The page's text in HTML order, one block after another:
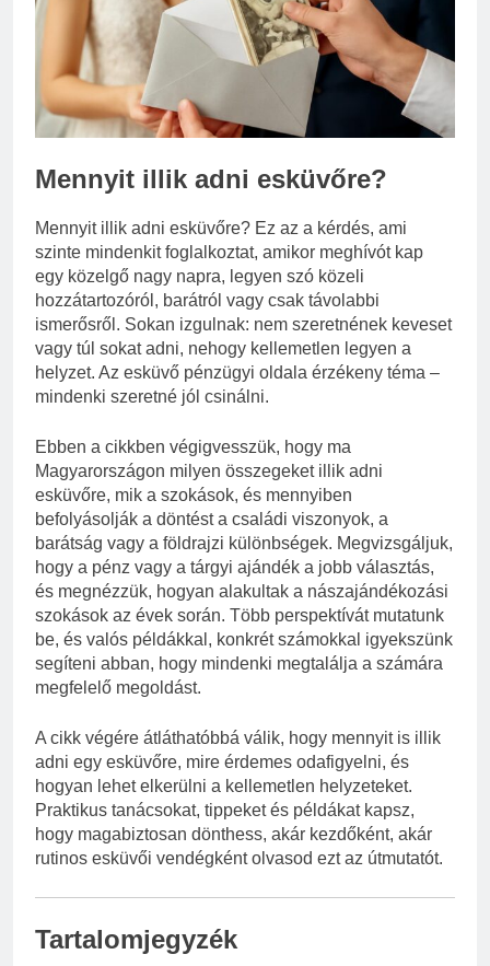
Miért fáj a váll?
3 Nap Ezelőtt
Mennyit illik adni esküvőre?
Mennyit illik adni esküvőre? Ez az a kérdés, ami
szinte mindenkit foglalkoztat, amikor meghívót kap
egy közelgő nagy napra, legyen szó közeli
hozzátartozóról, barátról vagy csak távolabbi
ismerősről. Sokan izgulnak: nem szeretnének keveset
vagy túl sokat adni, nehogy kellemetlen legyen a
helyzet. Az esküvő pénzügyi oldala érzékeny téma –
mindenki szeretné jól csinálni.
Ebben a cikkben végigvesszük, hogy ma
Magyarországon milyen összegeket illik adni
esküvőre, mik a szokások, és mennyiben
befolyásolják a döntést a családi viszonyok, a
barátság vagy a földrajzi különbségek. Megvizsgáljuk,
hogy a pénz vagy a tárgyi ajándék a jobb választás,
és megnézzük, hogyan alakultak a nászajándékozási
szokások az évek során. Több perspektívát mutatunk
be, és valós példákkal, konkrét számokkal igyekszünk
segíteni abban, hogy mindenki megtalálja a számára
megfelelő megoldást.
A cikk végére átláthatóbbá válik, hogy mennyit is illik
adni egy esküvőre, mire érdemes odafigyelni, és
hogyan lehet elkerülni a kellemetlen helyzeteket.
Praktikus tanácsokat, tippeket és példákat kapsz,
hogy magabiztosan dönthess, akár kezdőként, akár
rutinos esküvői vendégként olvasod ezt az útmutatót.
Tartalomjegyzék